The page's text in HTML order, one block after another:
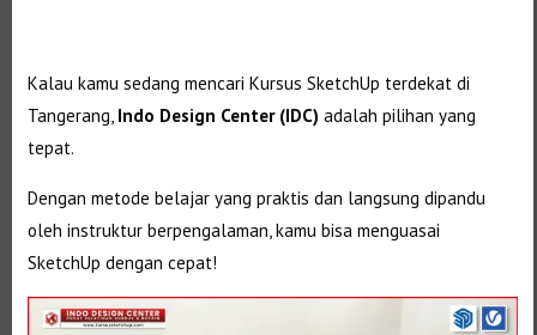
Kalau kamu sedang mencari Kursus SketchUp terdekat di
Tangerang, Indo Design Center (IDC) adalah pilihan yang
tepat.
Dengan metode belajar yang praktis dan langsung dipandu
oleh instruktur berpengalaman, kamu bisa menguasai
SketchUp dengan cepat!